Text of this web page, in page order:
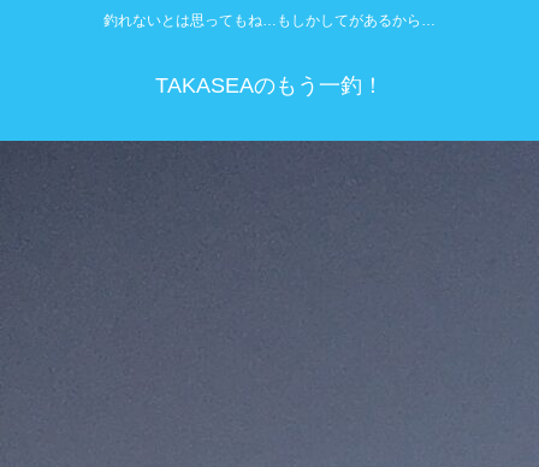
釣れないとは思ってもね…もしかしてがあるから…
TAKASEAのもう一釣！